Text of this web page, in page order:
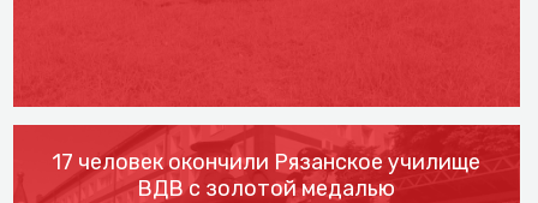
17 человек окончили Рязанское училище
ВДВ с золотой медалью